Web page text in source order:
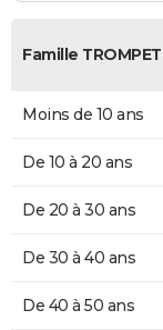
Famille
Moins de 10 ans
De 10 à 20 ans
De 20 à 30 ans
De 30 à 40 ans
De 40 à 50 ans